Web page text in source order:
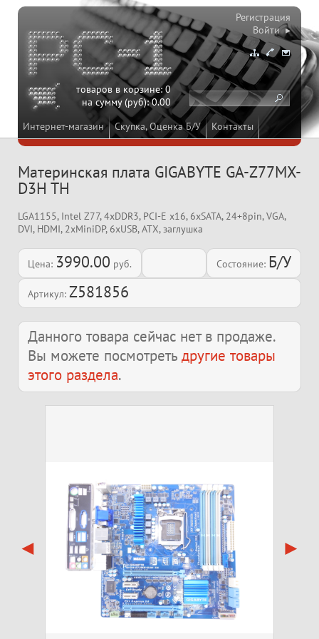
Интернет-магазин Скупка, Оценка Б/У Контакты
товаров в корзине:0
на сумму (руб):0.00
Регистрация
Войти ▸
Материнская плата GIGABYTE GA-Z77MX-
D3H TH
LGA1155, Intel Z77, 4xDDR3, PCI-E x16, 6xSATA, 24+8pin, VGA,
DVI, HDMI, 2xMiniDP, 6xUSB, ATX, заглушка
Цена: 3990.00 руб. Состояние: Б/У
Артикул: Z581856
Данного товара сейчас нет в продаже.
Вы можете посмотреть другие товары
этого раздела.